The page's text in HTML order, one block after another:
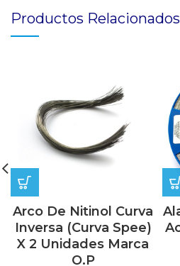
Productos Relacionados
Arco De Nitinol Curva
Inversa (Curva Spee)
X 2 Unidades Marca
O.P